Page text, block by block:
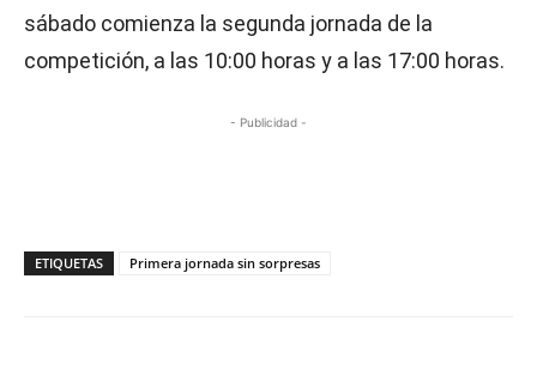
sábado comienza la segunda jornada de la
competición, a las 10:00 horas y a las 17:00 horas.
- Publicidad -
ETIQUETAS Primera jornada sin sorpresas